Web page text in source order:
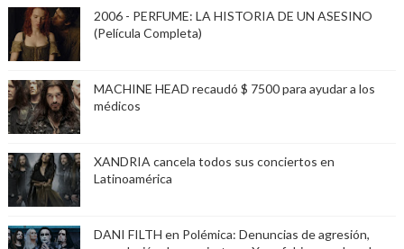
2006 - PERFUME: LA HISTORIA DE UN ASESINO
(Película Completa)
MACHINE HEAD recaudó $ 7500 para ayudar a los
médicos
XANDRIA cancela todos sus conciertos en
Latinoamérica
DANI FILTH en Polémica: Denuncias de agresión,